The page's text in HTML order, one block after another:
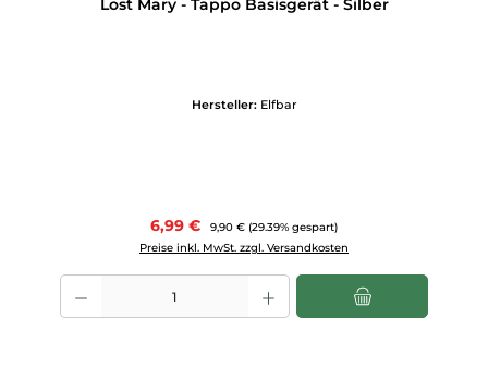
Lost Mary - Tappo Basisgerät - Silber
Hersteller: Elfbar
Verkaufspreis:
6,99 € Regulärer Preis:
9,90 € (29.39% gespart)
Preise inkl. MwSt. zzgl. Versandkosten
Produkt Anzahl: Gib den gewünschten Wert ein oder benutze die